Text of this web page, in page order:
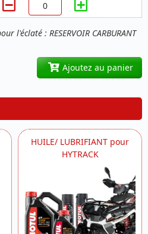
l'éclaté : RESERVOIR CARBURANT
Ajoutez au panier
HUILE/ LUBRIFIANT pour
HYTRACK